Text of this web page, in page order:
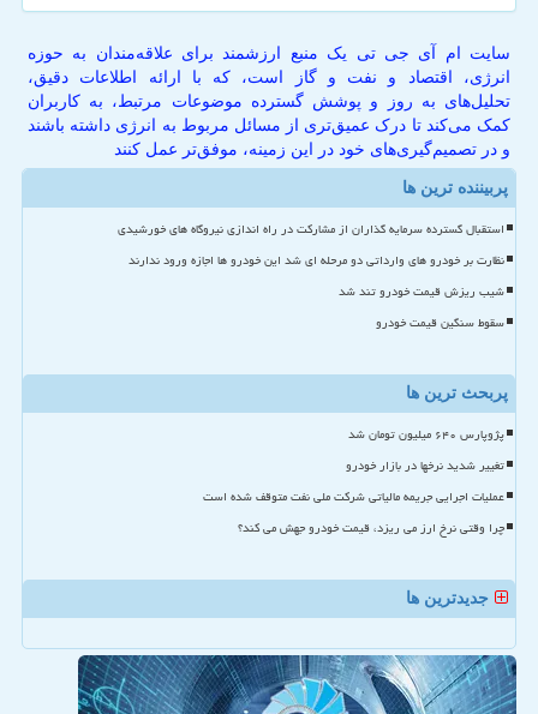
سایت ام آی جی تی یک منبع ارزشمند برای علاقه‌مندان به حوزه
انرژی، اقتصاد و نفت و گاز است، که با ارائه اطلاعات دقیق،
تحلیل‌های به روز و پوشش گسترده موضوعات مرتبط، به کاربران
کمک می‌کند تا درک عمیق‌تری از مسائل مربوط به انرژی داشته باشند
و در تصمیم‌گیری‌های خود در این زمینه، موفق‌تر عمل کنند
پربیننده ترین ها
استقبال گسترده سرمایه گذاران از مشارکت در راه اندازی نیروگاه های خورشیدی
نظارت بر خودرو های وارداتی دو مرحله ای شد این خودرو ها اجازه ورود ندارند
شیب ریزش قیمت خودرو تند شد
سقوط سنگین قیمت خودرو
پربحث ترین ها
پژوپارس ۶۴۰ میلیون تومان شد
تغییر شدید نرخها در بازار خودرو
عملیات اجرایی جریمه مالیاتی شرکت ملی نفت متوقف شده است
چرا وقتی نرخ ارز می ریزد، قیمت خودرو جهش می کند؟
جدیدترین ها